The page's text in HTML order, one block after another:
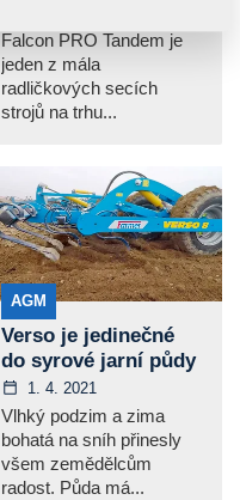
Falcon PRO Tandem je
jeden z mála
radličkových secích
strojů na trhu...
AGM
Verso je jedinečné
do syrové jarní půdy
1. 4. 2021
Vlhký podzim a zima
bohatá na sníh přinesly
všem zemědělcům
radost. Půda má...